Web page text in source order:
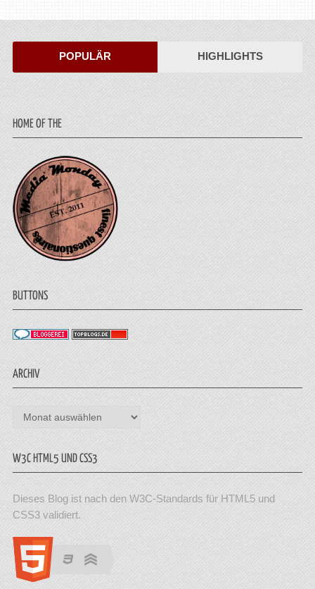
POPULÄR HIGHLIGHTS
HOME OF THE
BUTTONS
ARCHIV
Archiv
W3C HTML5 UND CSS3
Dieses Blog ist nach den W3C-Standards für HTML5 und
CSS3 validiert.